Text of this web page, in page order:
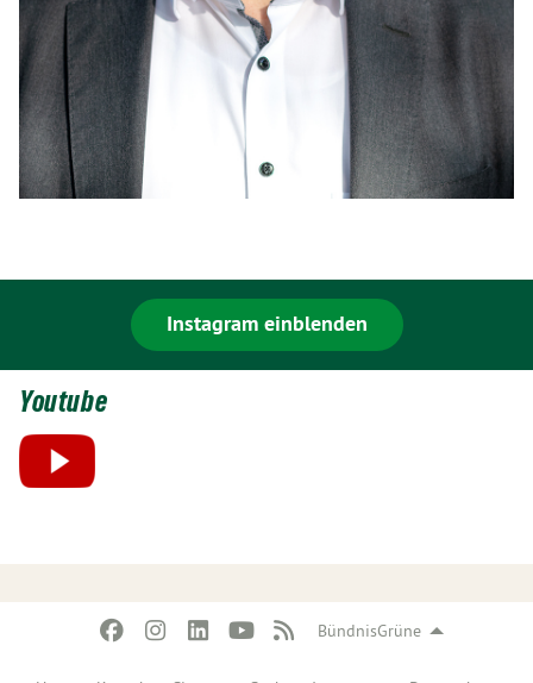
BündnisGrüne
Instagram einblenden
Youtube